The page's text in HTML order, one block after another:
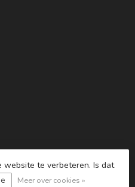
website te verbeteren. Is dat
Meer over cookies »